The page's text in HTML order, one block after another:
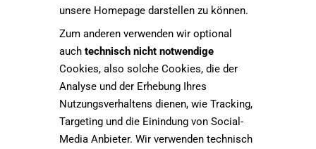
unsere Homepage darstellen zu können.
Zum anderen verwenden wir optional
auch technisch nicht notwendige
Cookies, also solche Cookies, die der
Analyse und der Erhebung Ihres
Nutzungsverhaltens dienen, wie Tracking,
Targeting und die Einindung von Social-
Media Anbieter. Wir verwenden technisch